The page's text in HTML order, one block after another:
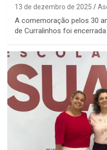
13 de dezembro de 2025
A comemoração pelos 30
de Curralinhos foi